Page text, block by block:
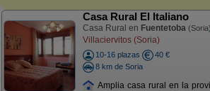
Casa Rural El Italiano
Casa Rural en Fuentetoba (Soria)
Villaciervitos (Soria)
10-16 plazas
40 €
8 km de Soria
Amplia casa rural en la